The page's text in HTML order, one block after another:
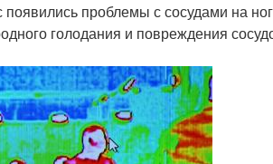
проблемы с сосудами на
голодания и повреждения